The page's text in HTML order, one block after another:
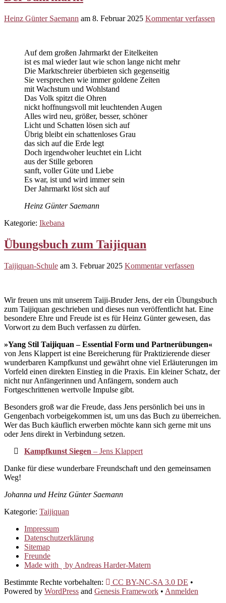
Heinz Günter Saemann am 8. Februar 2025 Kommentar verfassen
Auf dem großen Jahrmarkt der Eitelkeiten
ist es mal wieder laut wie schon lange nicht mehr
Die Marktschreier überbieten sich gegenseitig
Sie versprechen wie immer goldene Zeiten
mit Wachstum und Wohlstand
Das Volk spitzt die Ohren
nickt hoffnungsvoll mit leuchtenden Augen
Alles wird neu, größer, besser, schöner
Licht und Schatten lösen sich auf
Übrig bleibt ein schattenloses Grau
das sich auf die Erde legt
Doch irgendwoher leuchtet ein Licht
aus der Stille geboren
sanft, voller Güte und Liebe
Es war, ist und wird immer sein
Der Jahrmarkt löst sich auf
Heinz Günter Saemann
Kategorie: Ikebana
Übungsbuch zum Taijiquan
Taijiquan-Schule am 3. Februar 2025 Kommentar verfassen
Wir freuen uns mit unserem Taiji-Bruder Jens, der ein Übungsbuch
zum Taijiquan geschrieben und dieses nun veröffentlicht hat. Eine
besondere Ehre und Freude ist es für Heinz Günter gewesen, das
Vorwort zu dem Buch verfassen zu dürfen.
»Yang Stil Taijiquan – Essential Form und Partnerübungen«
von Jens Klappert ist eine Bereicherung für Praktizierende dieser
wunderbaren Kampfkunst und gewährt ohne viel Erläuterungen im
Vorfeld einen direkten Einstieg in die Praxis. Ein kleiner Schatz, der
nicht nur Anfängerinnen und Anfängern, sondern auch
Fortgeschrittenen wertvolle Impulse gibt.
Besonders groß war die Freude, dass Jens persönlich bei uns in
Gengenbach vorbeigekommen ist, um uns das Buch zu überreichen.
Wer das Buch käuflich erwerben möchte kann sich gerne mit uns
oder Jens direkt in Verbindung setzen.
Kampfkunst Siegen – Jens Klappert
Danke für diese wunderbare Freundschaft und den gemeinsamen
Weg!
Johanna und Heinz Günter Saemann
Kategorie: Taijiquan
Impressum
Datenschutzerklärung
Sitemap
Freunde
Made with
by Andreas Harder-Matern
Bestimmte Rechte vorbehalten:
CC BY-NC-SA 3.0 DE •
Powered by WordPress and Genesis Framework • Anmelden